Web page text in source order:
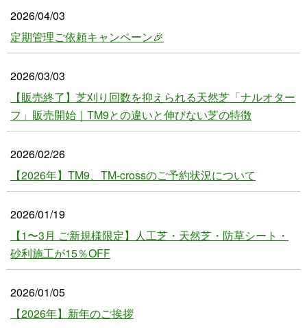
2026/04/03
定期管理ご依頼キャンペーン🎉
2026/03/03
【販売終了】芝刈り回数を抑えられる天然芝「ナルオター
フ」販売開始｜TM9との違いと伸びない芝の特徴
2026/02/26
【2026年】TM9、TM-crossのご予約状況について
2026/01/19
【1〜3月 ご新規様限定】人工芝・天然芝・防草シート・
砂利施工が15％OFF
2026/01/05
【2026年】新年のご挨拶